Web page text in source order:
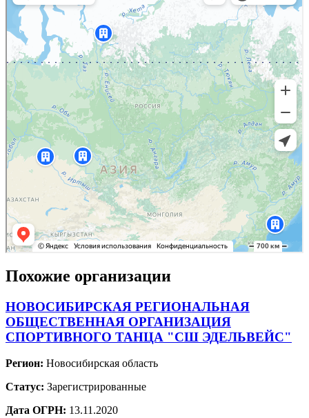
Похожие организации
НОВОСИБИРСКАЯ РЕГИОНАЛЬНАЯ
ОБЩЕСТВЕННАЯ ОРГАНИЗАЦИЯ
СПОРТИВНОГО ТАНЦА "СШ ЭДЕЛЬВЕЙС"
Регион: Новосибирская область
Статус: Зарегистрированные
Дата ОГРН: 13.11.2020